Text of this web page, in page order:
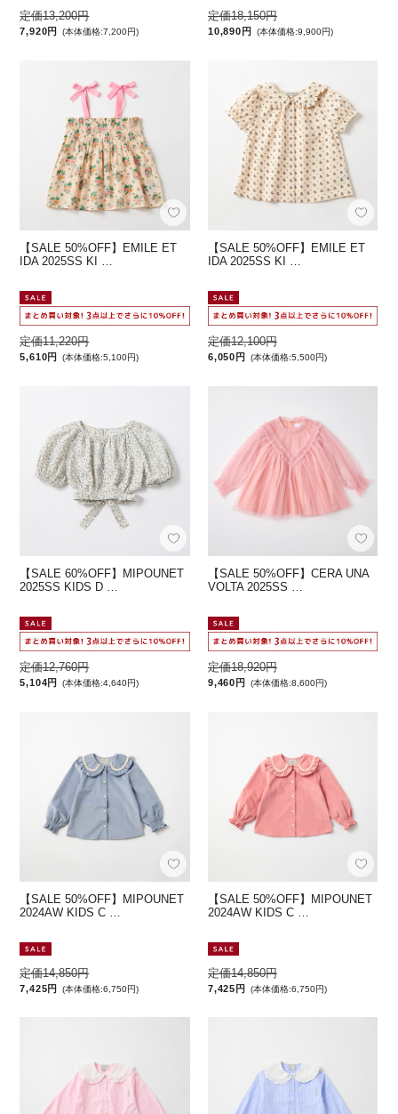
定価13,200円
7,920円 (本体価格:7,200円)
定価18,150円
10,890円 (本体価格:9,900円)
【SALE 50%OFF】EMILE ET
IDA 2025SS KI …
定価11,220円
5,610円 (本体価格:5,100円)
【SALE 50%OFF】EMILE ET
IDA 2025SS KI …
定価12,100円
6,050円 (本体価格:5,500円)
【SALE 60%OFF】MIPOUNET
2025SS KIDS D …
定価12,760円
5,104円 (本体価格:4,640円)
【SALE 50%OFF】CERA UNA
VOLTA 2025SS …
定価18,920円
9,460円 (本体価格:8,600円)
【SALE 50%OFF】MIPOUNET
2024AW KIDS C …
定価14,850円
7,425円 (本体価格:6,750円)
【SALE 50%OFF】MIPOUNET
2024AW KIDS C …
定価14,850円
7,425円 (本体価格:6,750円)